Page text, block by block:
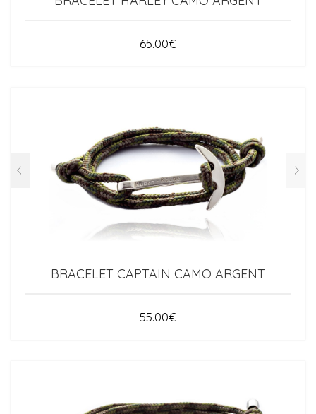
65.00€
BRACELET CAPTAIN CAMO ARGENT
55.00€